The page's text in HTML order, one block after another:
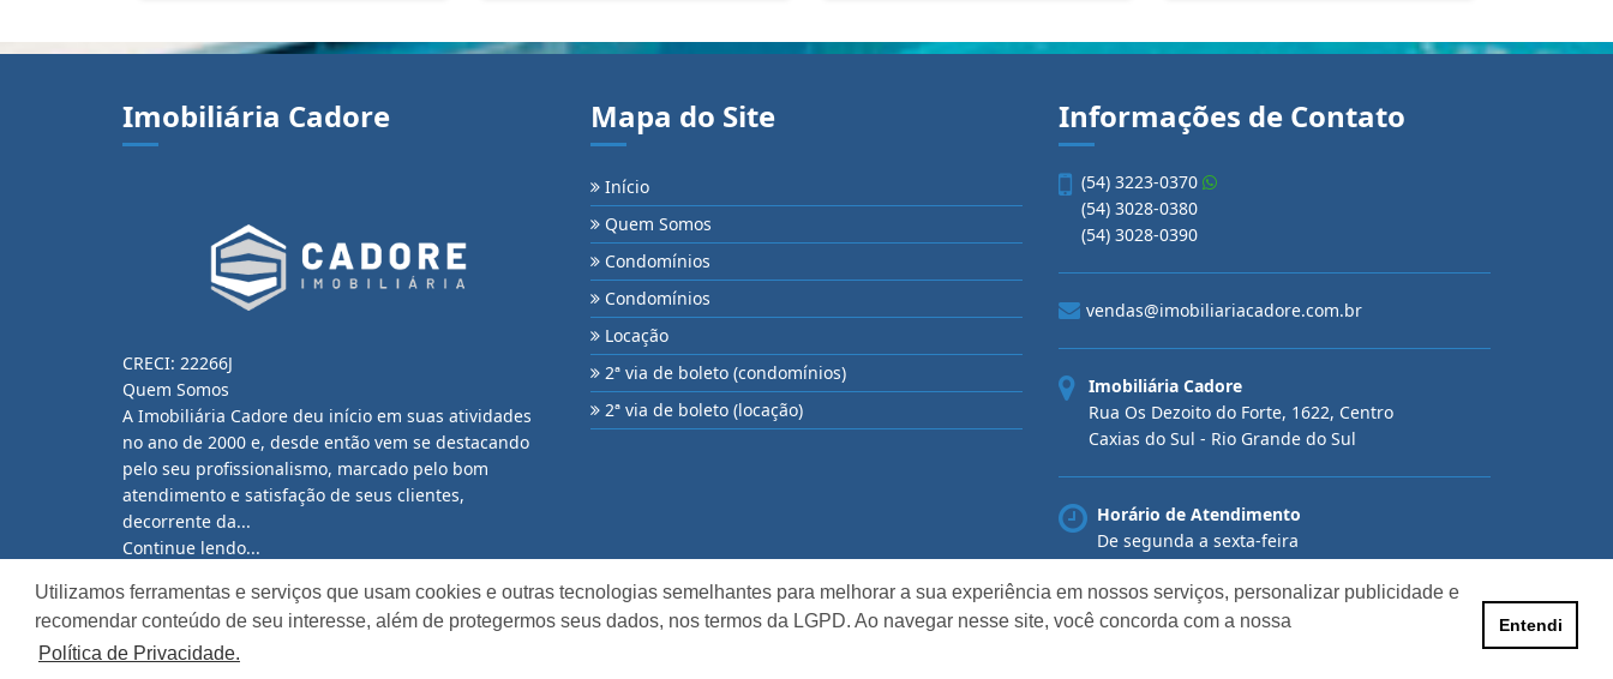
Utilizamos ferramentas e serviços que usam cookies e outras tecnologias semelhantes para melhorar a sua experiência em nossos serviços, personalizar publicidade e
recomendar conteúdo de seu interesse, além de protegermos seus dados, nos termos da LGPD. Ao navegar nesse site, você concorda com a nossa
Política de Privacidade.
Entendi
Imobiliária Cadore
CRECI: 22266J
Quem Somos
A Imobiliária Cadore deu início em suas atividades
no ano de 2000 e, desde então vem se destacando
pelo seu profissionalismo, marcado pelo bom
atendimento e satisfação de seus clientes,
decorrente da...
Continue lendo...
Mapa do Site
Início
Quem Somos
Condomínios
Condomínios
Locação
2ª via de boleto (condomínios)
2ª via de boleto (locação)
Informações de Contato
(54) 3223-0370
(54) 3028-0380
(54) 3028-0390
vendas@imobiliariacadore.com.br
Imobiliária Cadore
Rua Os Dezoito do Forte, 1622, Centro
Caxias do Sul - Rio Grande do Sul
Horário de Atendimento
De segunda a sexta-feira
Das 08:30 às 12:00 e das 13:30 às 18:00
Site desenvolvido por